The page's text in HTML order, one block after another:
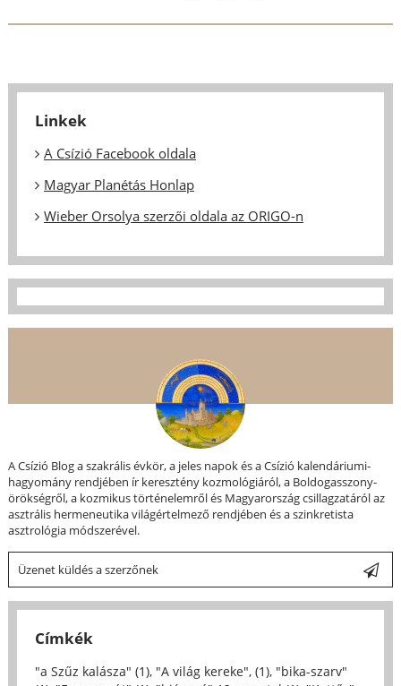
Linkek
A Csízió Facebook oldala
Magyar Planétás Honlap
Wieber Orsolya szerzői oldala az ORIGO-n
A Csízió Blog a szakrális évkör, a jeles napok és a Csízió kalendáriumi-
hagyomány rendjében ír keresztény kozmológiáról, a Boldogasszony-
örökségről, a kozmikus történelemről és Magyarország csillagzatáról az
asztrális hermeneutika világértelmező rendjében és a szinkretista
asztrológia módszerével.
Üzenet küldés a szerzőnek
Címkék
"a Szűz kalásza" (1), "A világ kereke", (1), "bika-szarv"